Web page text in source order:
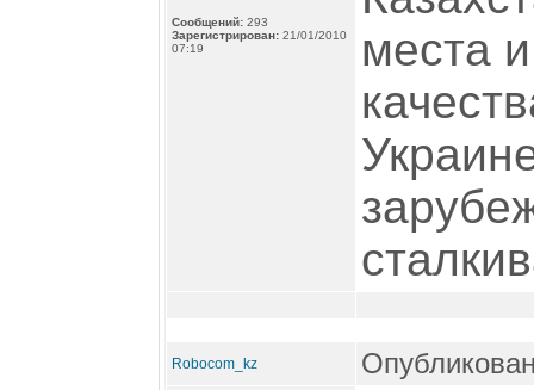
Сообщений: 293
Зарегистрирован: 21/01/2010
07:19
места
Robocom_kz